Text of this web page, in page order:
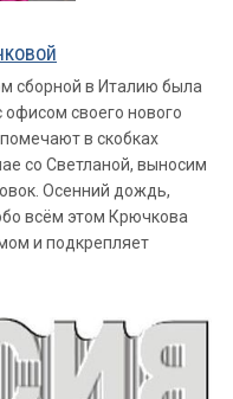
сборной в Италию была
своего нового
в скобках
со Светланой, выносим
Осенний дождь,
всём этом Крючкова
и подкрепляет